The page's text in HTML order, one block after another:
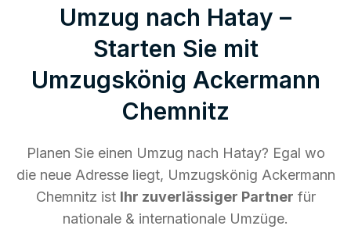
Umzug nach Hatay –
Starten Sie mit
Umzugskönig Ackermann
Chemnitz
Planen Sie einen Umzug nach Hatay? Egal wo
die neue Adresse liegt, Umzugskönig Ackermann
Chemnitz ist Ihr zuverlässiger Partner für
nationale & internationale Umzüge.